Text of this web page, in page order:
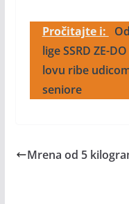
Pročitajte i:
lige SSRD ZE-
lovu ribe
seniore
Mrena od 5